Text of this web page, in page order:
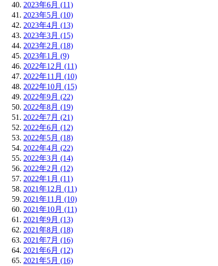
2023年6月 (11)
2023年5月 (10)
2023年4月 (13)
2023年3月 (15)
2023年2月 (18)
2023年1月 (9)
2022年12月 (11)
2022年11月 (10)
2022年10月 (15)
2022年9月 (22)
2022年8月 (19)
2022年7月 (21)
2022年6月 (12)
2022年5月 (18)
2022年4月 (22)
2022年3月 (14)
2022年2月 (12)
2022年1月 (11)
2021年12月 (11)
2021年11月 (10)
2021年10月 (11)
2021年9月 (13)
2021年8月 (18)
2021年7月 (16)
2021年6月 (12)
2021年5月 (16)